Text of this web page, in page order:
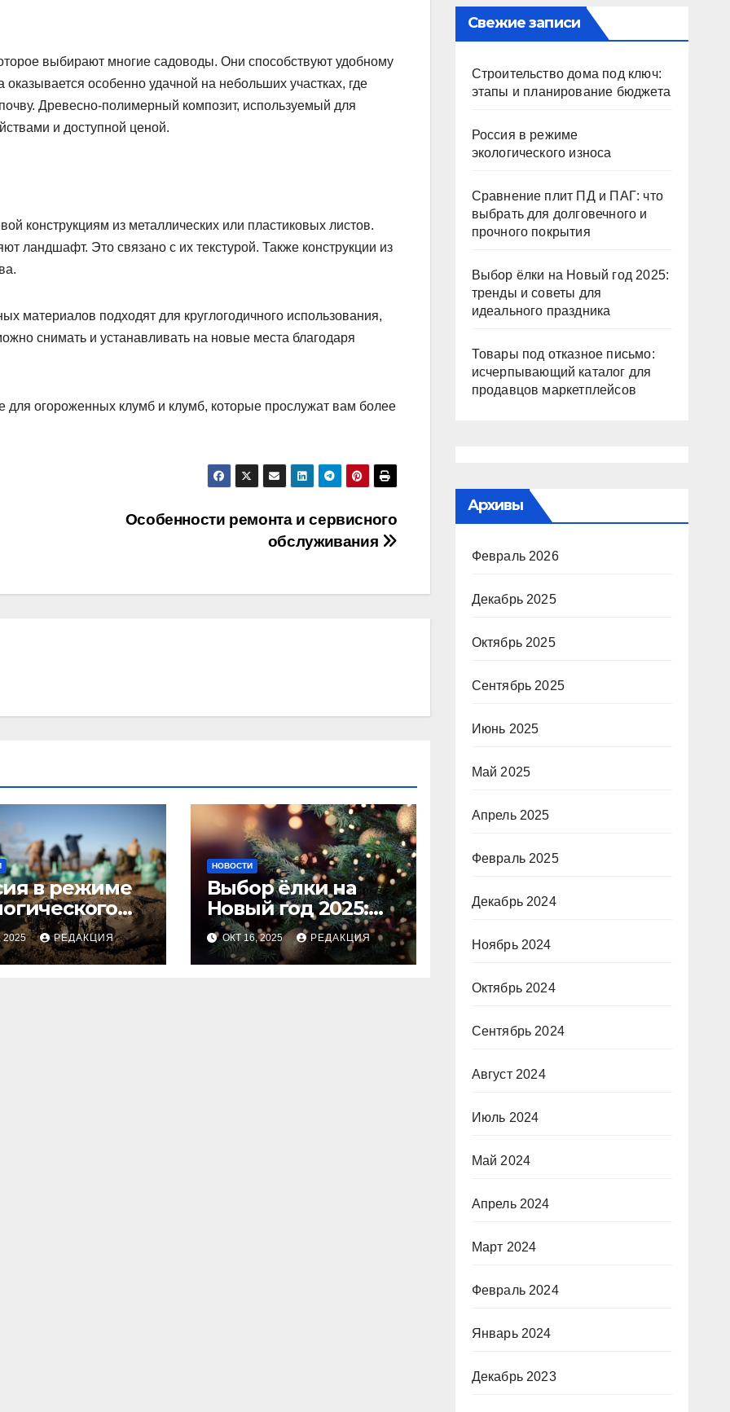
выбирают многие садоводы. Они способствуют удобному
особенно удачной на небольших участках, где
Древесно-полимерный композит, используемый для
и доступной ценой.
конструкциям из металлических или пластиковых листов.
ландшафт. Это связано с их текстурой. Также конструкции из
материалов подходят для круглогодичного использования,
снимать и устанавливать на новые места благодаря
огороженных клумб и клумб, которые прослужат вам более
Особенности ремонта и сервисного
обслуживания
в режиме
2025 РЕДАКЦИЯ
НОВОСТИ
Выбор ёлки на
Новый год 2025:
тренды и советы
для идеального
праздника
ОКТ 16, 2025 РЕДАКЦИЯ
Свежие записи
Строительство дома под ключ:
этапы и планирование бюджета
Россия в режиме
экологического износа
Сравнение плит ПД и ПАГ: что
выбрать для долговечного и
прочного покрытия
Выбор ёлки на Новый год 2025:
тренды и советы для
идеального праздника
Товары под отказное письмо:
исчерпывающий каталог для
продавцов маркетплейсов
Архивы
Февраль 2026
Декабрь 2025
Октябрь 2025
Сентябрь 2025
Июнь 2025
Май 2025
Апрель 2025
Февраль 2025
Декабрь 2024
Ноябрь 2024
Октябрь 2024
Сентябрь 2024
Август 2024
Июль 2024
Май 2024
Апрель 2024
Март 2024
Февраль 2024
Январь 2024
Декабрь 2023